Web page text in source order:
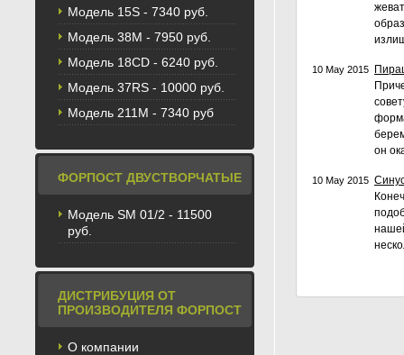
Модель 15S - 7340 руб.
Модель 38M - 7950 руб.
Модель 18CD - 6240 руб.
Модель 37RS - 10000 руб.
Модель 211М - 7340 руб
ФОРПОСТ ДВУСТВОРЧАТЫЕ
Модель SM 01/2 - 11500
руб.
ДИСТРИБУЦИЯ ОТ
ПРОИЗВОДИТЕЛЯ ФОРПОСТ
О компании
10 May 2015
он
10 May 2015